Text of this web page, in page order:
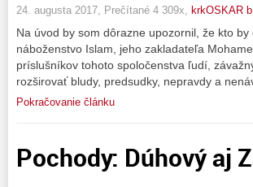
24. augusta 2017, Prečítané 4 309x, krkOSKAR
Na úvod by som dôrazne upozornil, že kto
náboženstvo Islam, jeho zakladateľa
príslušníkov tohoto spoločenstva ľudí,
rozširovať bludy, predsudky, nepravdy a
Pokračovanie článku
Pochody: Dúhový aj